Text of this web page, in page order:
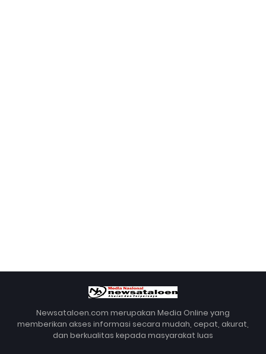
Newsataloen.com merupakan Media Online yang
memberikan akses informasi secara mudah, cepat, akurat,
dan berkualitas kepada masyarakat luas